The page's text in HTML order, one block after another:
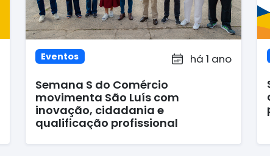
Eventos há 1 ano
Semana S do Comércio
movimenta São Luís com
inovação, cidadania e
qualificação profissional